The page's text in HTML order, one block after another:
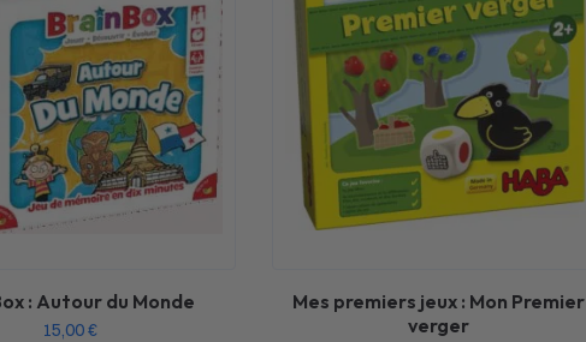
: Autour du Monde
15,00€
Mes premiers jeux : Mon Premier
verger